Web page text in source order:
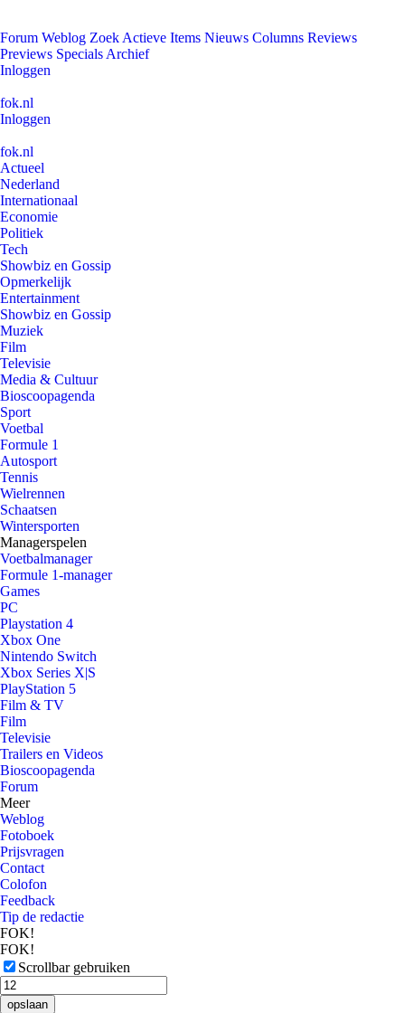
Forum Weblog Zoek Actieve Items Nieuws Columns Reviews
Previews Specials Archief
Inloggen
fok.nl
Inloggen
fok.nl
Actueel
Nederland
Internationaal
Economie
Politiek
Tech
Showbiz en Gossip
Opmerkelijk
Entertainment
Showbiz en Gossip
Muziek
Film
Televisie
Media & Cultuur
Bioscoopagenda
Sport
Voetbal
Formule 1
Autosport
Tennis
Wielrennen
Schaatsen
Wintersporten
Managerspelen
Voetbalmanager
Formule 1-manager
Games
PC
Playstation 4
Xbox One
Nintendo Switch
Xbox Series X|S
PlayStation 5
Film & TV
Film
Televisie
Trailers en Videos
Bioscoopagenda
Forum
Meer
Weblog
Fotoboek
Prijsvragen
Contact
Colofon
Feedback
Tip de redactie
FOK!
FOK!
Scrollbar gebruiken
opslaan